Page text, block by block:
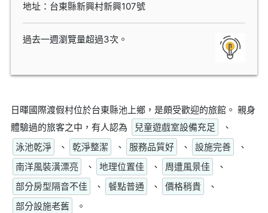
地址：台東縣新興村新興107號
過去一週瀏覽量超過3次。
日暉國際渡假村位於台東縣池上鄉，是頗受歡迎的旅館。 親身
體驗過的旅客之中，有人認為
兒童遊戲室設備充足
、
泳池乾淨
、 乾淨整潔 、 服務品質好 、 設施完善
、
南洋風裝潢漂亮
、 地理位置佳 、 周遭風景佳
、
部分房型隔音不佳
、 餐點普通 、 價格稍貴
、
部分設施老舊
。